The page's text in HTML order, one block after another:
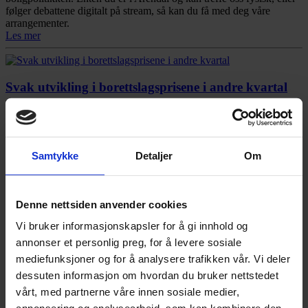
Samtykke Detaljer Om
Denne nettsiden anvender cookies
Vi bruker informasjonskapsler for å gi innhold og
annonser et personlig preg, for å levere sosiale
mediefunksjoner og for å analysere trafikken vår. Vi deler
dessuten informasjon om hvordan du bruker nettstedet
vårt, med partnerne våre innen sosiale medier,
følger debattene digitalt på stream, så kan du få med deg våre
arrangementer.
Les mer
Svak utvikling i borettslagsprisene i andre kvartal
2. juli 2026
Prisen på borettslagsboliger økte med beskjedne 0,2 prosent fra
første til andre kvartal i år, ifølge NBBLs prisstatistikk for
borettslagsboliger.
Les mer
God sommer!
1. juli 2026
Det er sommerferie, skuldrene senkes og tilgjengeligheten til NBBL
blir begrenset. Sentralbordet er stengt 6. juli til 31. juli, og vår
sentralbordmail blir heller ikke besvart i denne perioden.